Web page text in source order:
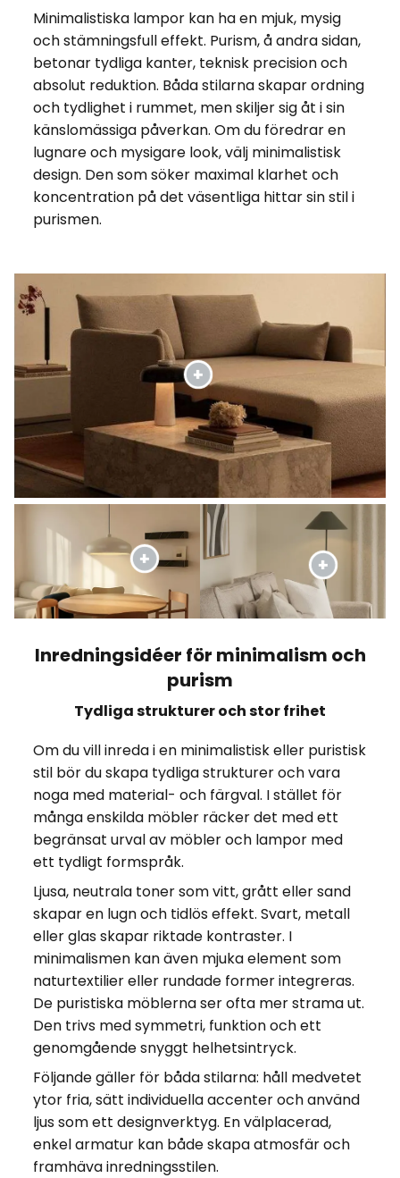
Minimalistiska lampor kan ha en mjuk, mysig
och stämningsfull effekt. Purism, å andra sidan,
betonar tydliga kanter, teknisk precision och
absolut reduktion. Båda stilarna skapar ordning
och tydlighet i rummet, men skiljer sig åt i sin
känslomässiga påverkan. Om du föredrar en
lugnare och mysigare look, välj minimalistisk
design. Den som söker maximal klarhet och
koncentration på det väsentliga hittar sin stil i
purismen.
Inredningsidéer för minimalism och
purism
Tydliga strukturer och stor frihet
Om du vill inreda i en minimalistisk eller puristisk
stil bör du skapa tydliga strukturer och vara
noga med material- och färgval. I stället för
många enskilda möbler räcker det med ett
begränsat urval av möbler och lampor med
ett tydligt formspråk.
Ljusa, neutrala toner som vitt, grått eller sand
skapar en lugn och tidlös effekt. Svart, metall
eller glas skapar riktade kontraster. I
minimalismen kan även mjuka element som
naturtextilier eller rundade former integreras.
De puristiska möblerna ser ofta mer strama ut.
Den trivs med symmetri, funktion och ett
genomgående snyggt helhetsintryck.
Följande gäller för båda stilarna: håll medvetet
ytor fria, sätt individuella accenter och använd
ljus som ett designverktyg. En välplacerad,
enkel armatur kan både skapa atmosfär och
framhäva inredningsstilen.